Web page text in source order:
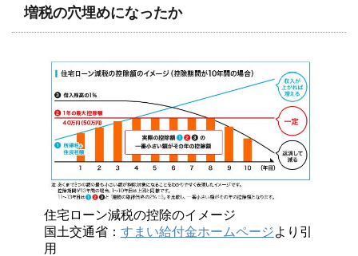
増税の穴埋めになったか
住宅ローン減税の控除のイメージ
国土交通省： すまい給付金ホームページより引
用